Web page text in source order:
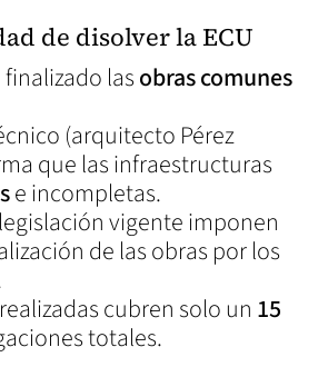
de disolver la ECU
finalizado lasobras comunes
(arquitecto Pérez
que las infraestructuras
e incompletas.
vigente imponen
de las obras por los
cubren solo un 15
totales.